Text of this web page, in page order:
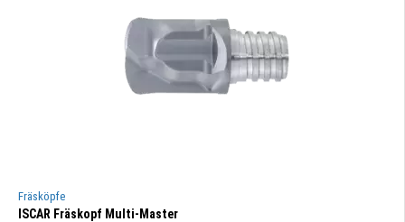
Fräsköpfe
ISCAR Fräskopf Multi-Master